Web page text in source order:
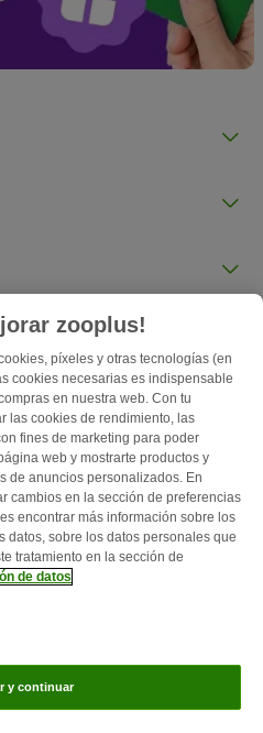
de entrega
Formas de pago
de datos
zooplus!
píxeles y otras tecnologías (en
cookies necesarias es indispensable
en nuestra web. Con tu
las cookies de rendimiento, las
fines de marketing para poder
web y mostrarte productos y
de anuncios personalizados. En
cambios en la sección de preferencias
encontrar más información sobre los
datos, sobre los datos personales que
tratamiento en la sección de
de datos
y continuar